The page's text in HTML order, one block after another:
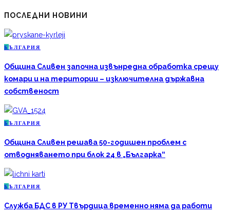
ПОСЛЕДНИ НОВИНИ
Б ЪЛГАРИЯ
Община Сливен започна извънредна обработка срещу
комари и на територии – изключителна държавна
собственост
Б ЪЛГАРИЯ
Община Сливен решава 50-годишен проблем с
отводняването при блок 24 в „Българка“
Б ЪЛГАРИЯ
Служба БДС в РУ Твърдица временно няма да работи